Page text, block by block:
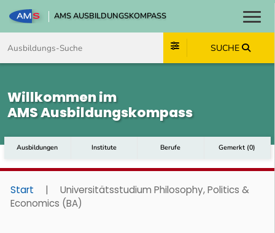
AMS AUSBILDUNGSKOMPASS
SUCHE
Willkommen im
AMS Ausbildungskompass
Ausbildungen Institute Berufe Gemerkt (0)
Start |
Universitätsstudium Philosophy, Politics &
Economics (BA)